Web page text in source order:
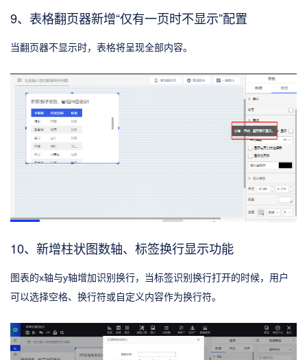
9、表格翻页器新增“仅有一页时不显示”配置
当翻页器不显示时，表格将呈现全部内容。
10、新增柱状图数轴、标签换行显示功能
图表的x轴与y轴增加识别换行，当标签识别换行打开的时候，用户
可以选择空格、换行符或自定义内容作为换行符。